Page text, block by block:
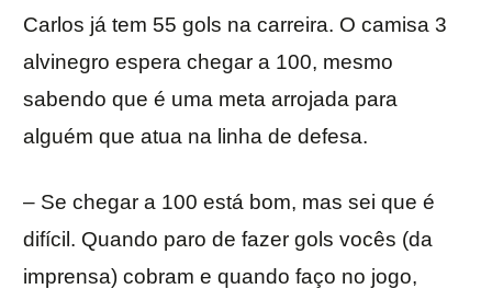
Carlos já tem 55 gols na carreira. O camisa 3
alvinegro espera chegar a 100, mesmo
sabendo que é uma meta arrojada para
alguém que atua na linha de defesa.
– Se chegar a 100 está bom, mas sei que é
difícil. Quando paro de fazer gols vocês (da
imprensa) cobram e quando faço no jogo,